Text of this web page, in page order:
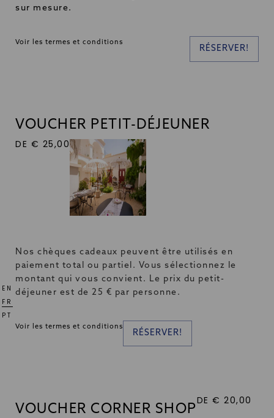
EN
FR
PT
sur mesure.
Voir les termes et conditions
RÉSERVER!
VOUCHER PETIT-DÉJEUNER
DE € 25,00
Nos chèques cadeaux peuvent être utilisés en
paiement total ou partiel. Vous sélectionnez le
montant qui vous convient. Le prix du petit-
déjeuner est de 25 € par personne.
Voir les termes et conditions
RÉSERVER!
VOUCHER CORNER SHOP
DE € 20,00